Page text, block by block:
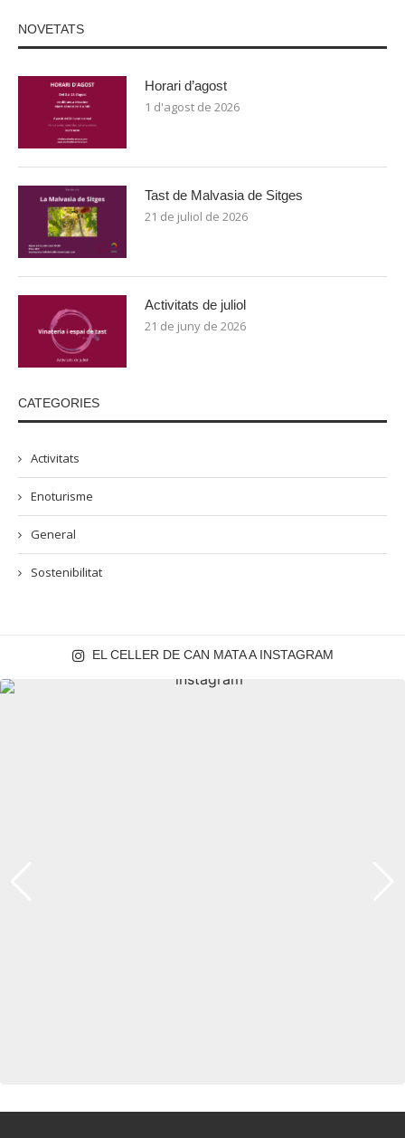
NOVETATS
Horari d’agost
1 d'agost de 2026
Tast de Malvasia de Sitges
21 de juliol de 2026
Activitats de juliol
21 de juny de 2026
CATEGORIES
Activitats
Enoturisme
General
Sostenibilitat
EL CELLER DE CAN MATA A INSTAGRAM